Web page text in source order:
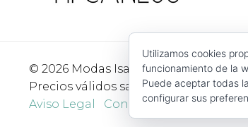
© 2026 Modas Isabel - C/ Verónica
Precios válidos salvo error
Aviso Legal
Condiciones de Uso
Utilizamos cookies
funcionamiento de la
Puede aceptar todas
configurar sus